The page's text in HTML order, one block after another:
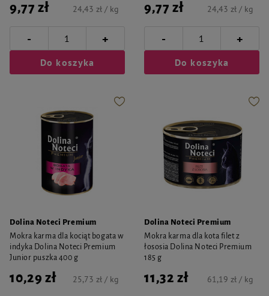
9,77 zł 24,43 zł / kg
- +
Do koszyka
9,77 zł 24,43 zł / kg
- +
Do koszyka
Dolina Noteci Premium
Mokra karma dla kociąt bogata w
indyka Dolina Noteci Premium
Junior puszka 400 g
10,29 zł 25,73 zł / kg
Dolina Noteci Premium
Mokra karma dla kota filet z
łososia Dolina Noteci Premium
185 g
11,32 zł 61,19 zł / kg